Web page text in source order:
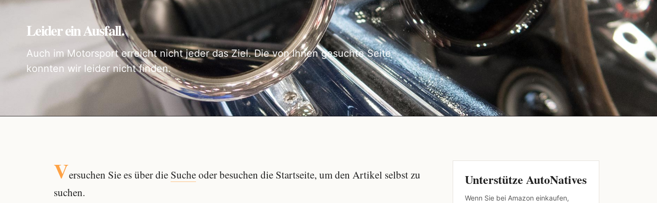
Leider ein Ausfall.
Auch im Motorsport erreicht nicht jeder das Ziel. Die von Ihnen gesuchte Seite
konnten wir leider nicht finden.
Versuchen Sie es über die Sucheoder besuchen die Startseite, um den Artikel selbst zu
suchen.
Unterstütze AutoNatives
Wenn Sie bei Amazon einkaufen,